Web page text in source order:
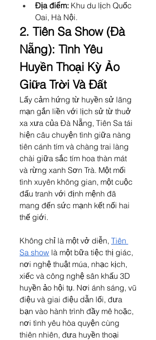
Địa điểm: Khu du lịch Quốc
Oai, Hà Nội.
2. Tiên Sa Show (Đà
Nẵng): Tình Yêu
Huyền Thoại Kỳ Ảo
Giữa Trời Và Đất
Lấy cảm hứng từ huyền sử lãng
mạn gắn liền với lịch sử từ thuở
xa xưa của Đà Nẵng, Tiên Sa tái
hiện câu chuyện tình giữa nàng
tiên cánh tím và chàng trai làng
chài giữa sắc tím hoa thàn mát
và rừng xanh Sơn Trà. Một mối
tình xuyên không gian, một cuộc
đấu tranh với định mệnh đã
mang đến sức mạnh kết nối hai
thế giới.
Không chỉ là một vở diễn, Tiên
Sa show là một bữa tiệc thị giác,
nơi nghệ thuật múa, nhạc kịch,
xiếc và công nghệ sân khấu 3D
huyền ảo hội tụ. Nơi ánh sáng, vũ
điệu và giai điệu dẫn lối, đưa
bạn vào hành trình đầy mê hoặc,
nơi tình yêu hòa quyện cùng
thiên nhiên, đưa huyền thoại